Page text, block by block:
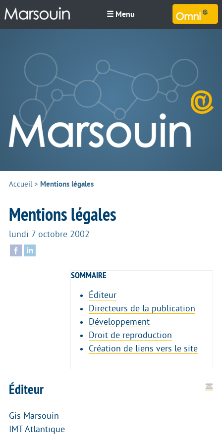
☰ Menu
Accueil> Mentions légales
Mentions légales
lundi 7 octobre 2002
SOMMAIRE
Éditeur
Directeurs de la publication
Développement
Droit de reproduction
Création de liens vers le site
Éditeur
Gis Marsouin
IMT Atlantique